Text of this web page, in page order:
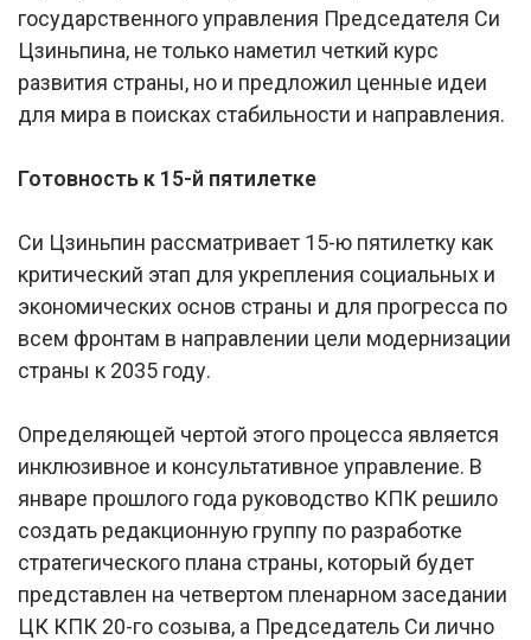
государственного управления Председателя Си
Цзиньпина, не только наметил четкий курс
развития страны, но и предложил ценные идеи
для мира в поисках стабильности и направления.
Готовность к 15-й пятилетке
Си Цзиньпин рассматривает 15-ю пятилетку как
критический этап для укрепления социальных и
экономических основ страны и для прогресса по
всем фронтам в направлении цели модернизации
страны к 2035 году.
Определяющей чертой этого процесса является
инклюзивное и консультативное управление. В
январе прошлого года руководство КПК решило
создать редакционную группу по разработке
стратегического плана страны, который будет
представлен на четвертом пленарном заседании
ЦК КПК 20-го созыва, а Председатель Си лично